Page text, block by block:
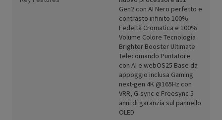
Gen2 con AI Nero perfetto e
contrasto infinito 100%
Fedeltà Cromatica e 100%
Volume Colore Tecnologia
Brighter Booster Ultimate
Telecomando Puntatore
con AI e webOS25 Base da
appoggio inclusa Gaming
next-gen 4K @165Hz con
VRR, G-sync e Freesync 5
anni di garanzia sul pannello
OLED